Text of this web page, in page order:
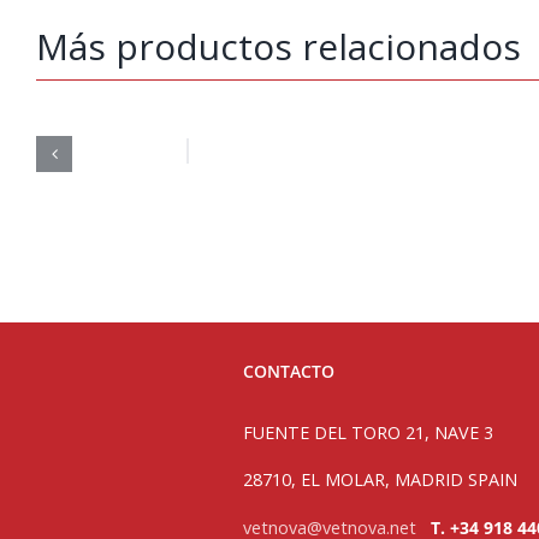
Más productos relacionados
CONTACTO
FUENTE DEL TORO 21, NAVE 3
28710, EL MOLAR, MADRID SPAIN
vetnova@vetnova.net T. +34 918